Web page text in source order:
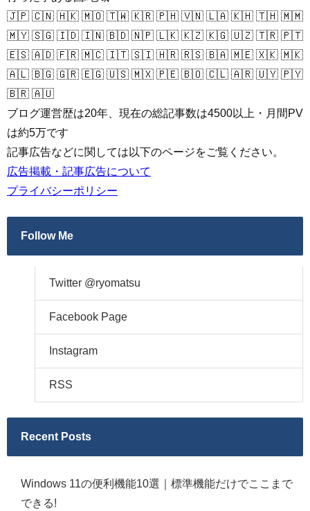
🇯🇵 🇨🇳 🇭🇰 🇲🇴 🇹🇼 🇰🇷 🇵🇭 🇻🇳 🇱🇦 🇰🇭 🇹🇭 🇲🇲
🇲🇾 🇸🇬 🇮🇩 🇮🇳 🇧🇩 🇳🇵 🇱🇰 🇰🇿 🇰🇬 🇺🇿 🇹🇷 🇵🇹
🇪🇸 🇦🇩 🇫🇷 🇲🇨 🇮🇹 🇸🇮 🇭🇷 🇷🇸 🇧🇦 🇲🇪 🇽🇰 🇲🇰
🇦🇱 🇧🇬 🇬🇷 🇪🇬 🇺🇸 🇲🇽 🇵🇪 🇧🇴 🇨🇱 🇦🇷 🇺🇾 🇵🇾
🇧🇷 🇦🇺
ブログ運営歴は20年、現在の総記事数は4500以上・月間PV
は約5万です
記事広告などに関しては以下のページをご覧ください。
広告掲載・記事広告について
プライバシーポリシー
Follow Me
Twitter @ryomatsu
Facebook Page
Instagram
RSS
Recent Posts
Windows 11の便利機能10選｜標準機能だけでここまで
できる!